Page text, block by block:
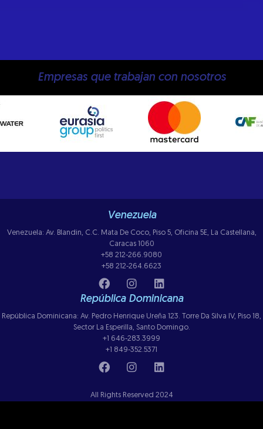
Empresas que trabajan con nosotros
Venezuela
Venezuela: Av. Blandin, C.C. Mata De Coco, Piso 5, Oficina 5E, La Castellana,
Caracas 1060
+58 212-266.9080
+58 212-264.6623
República Dominicana
República Dominicana: Av. Pedro Henrique Ureña 123. Torre Da Silva IV, Piso 18,
Sector La Esperilla, Santo Domingo.
+1 646-283.3999
+1 849-352.5371
All Rights Reserved 2024